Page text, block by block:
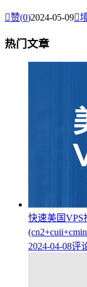
赞(0)2024-05-09
热门文章
快速美国VPS
2024-04-08评